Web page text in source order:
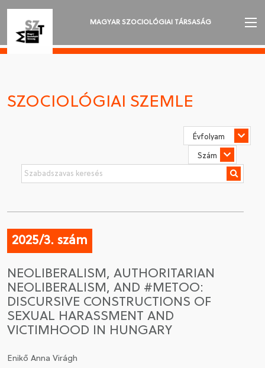
MAGYAR SZOCIOLÓGIAI TÁRSASÁG
SZOCIOLÓGIAI SZEMLE
CSATLAKOZÁS A TÁRSASÁGHOZ / MEGÚJÍTOM A
TAGSÁGOMAT
SZOCIOLÓGIAI SZEMLE
2025/3. szám
NEOLIBERALISM, AUTHORITARIAN
NEOLIBERALISM, AND #METOO:
DISCURSIVE CONSTRUCTIONS OF
SEXUAL HARASSMENT AND
VICTIMHOOD IN HUNGARY
Enikő Anna Virágh